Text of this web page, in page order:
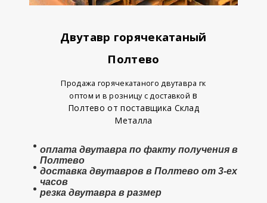
Двутавр горячекатаный
Полтево
Продажа горячекатаного двутавра гк
оптом и в розницу с доставкой в
Полтево от поставщика Склад
Металла
оплата двутавра по факту получения в
Полтево
доставка двутавров в Полтево от 3-ех
часов
резка двутавра в размер